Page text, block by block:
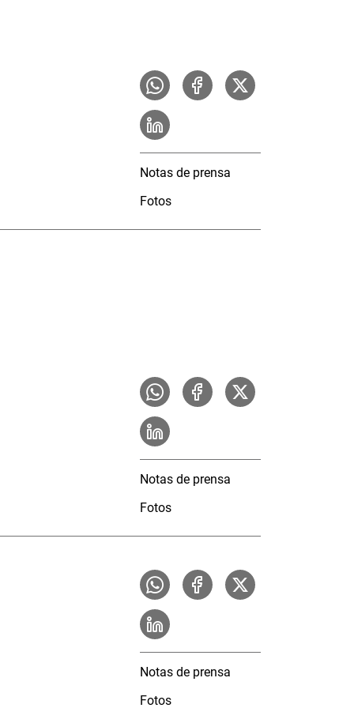
Notas de prensa
Fotos
Notas de prensa
Fotos
Notas de prensa
Fotos